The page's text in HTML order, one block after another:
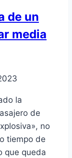
de un
media
la
de
no
tiempo de
que queda